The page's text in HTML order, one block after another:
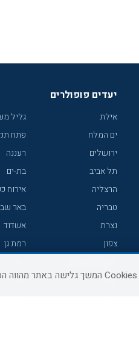
יעדים פופולרים
אילת
ים המלח
ירושלים
תל אביב
הרצליה
טבריה
נצרת
צפון
נתניה
גליל
פתח
רעננה
בת-ים
אירוח
באר
אשדוד
רמת גן
עכו